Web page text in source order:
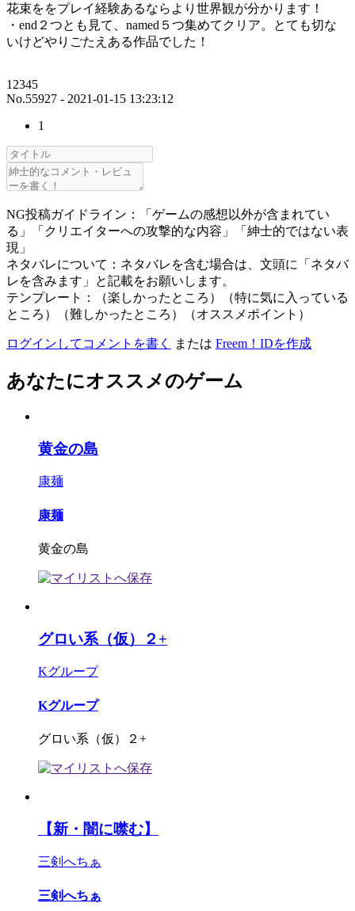
花束ををプレイ経験あるならより世界観が分かります！
・end２つとも見て、named５つ集めてクリア。とても切な
いけどやりごたえある作品でした！
12345
No.55927 - 2021-01-15 13:23:12
1
NG投稿ガイドライン：「ゲームの感想以外が含まれてい
る」「クリエイターへの攻撃的な内容」「紳士的ではない表
現」
ネタバレについて：ネタバレを含む場合は、文頭に「ネタバ
レを含みます」と記載をお願いします。
テンプレート：（楽しかったところ）（特に気に入っている
ところ）（難しかったところ）（オススメポイント）
ログインしてコメントを書く または Freem！IDを作成
あなたにオススメのゲーム
黄金の島
康麺
康麺
黄金の島
グロい系（仮）２+
Kグループ
Kグループ
グロい系（仮）２+
【新・闇に噤む】
三剣へちぁ
三剣へちぁ